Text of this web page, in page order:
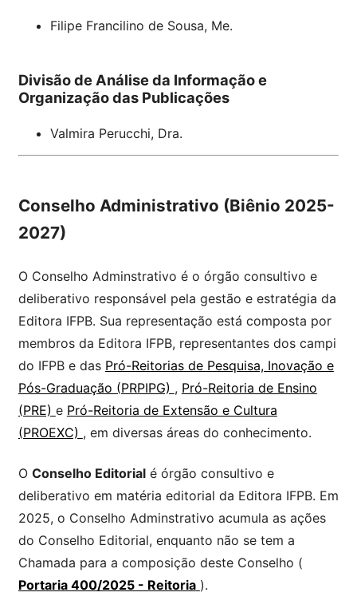
Filipe Francilino de Sousa, Me.
Divisão de Análise da Informação e
Organização das Publicações
Valmira Perucchi, Dra.
Conselho Administrativo (Biênio 2025-
2027)
O Conselho Adminstrativo é o órgão consultivo e
deliberativo responsável pela gestão e estratégia da
Editora IFPB. Sua representação está composta por
membros da Editora IFPB, representantes dos campi
do IFPB e das Pró-Reitorias de Pesquisa, Inovação e
Pós-Graduação (PRPIPG) , Pró-Reitoria de Ensino
(PRE) e Pró-Reitoria de Extensão e Cultura
(PROEXC) , em diversas áreas do conhecimento.
O Conselho Editorialé órgão consultivo e
deliberativo em matéria editorial da Editora IFPB. Em
2025, o Conselho Adminstrativo acumula as ações
do Conselho Editorial, enquanto não se tem a
Chamada para a composição deste Conselho (
Portaria 400/2025 - Reitoria ).